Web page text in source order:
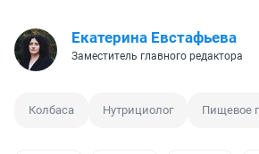
Екатерина Евстафьева
Заместитель главного редактора
Колбаса Нутрициолог Пищевое